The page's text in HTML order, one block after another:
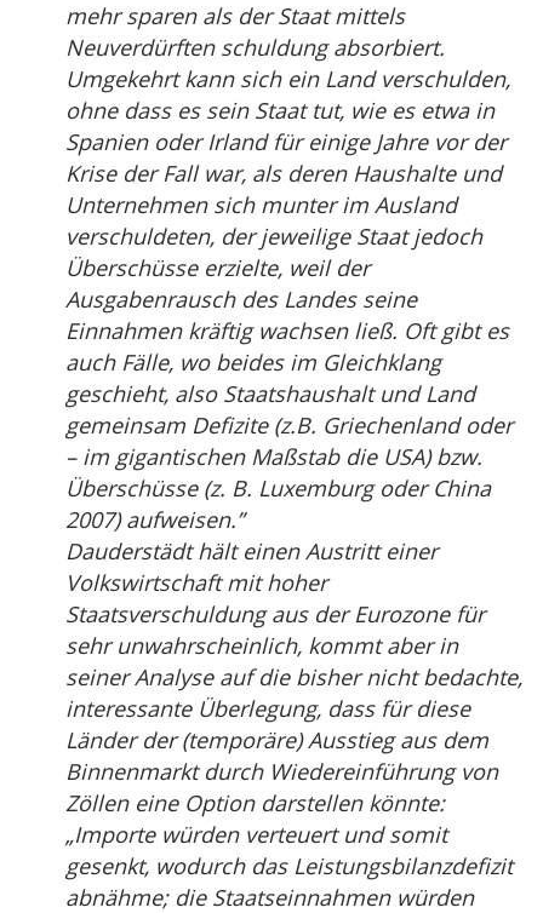
mehr sparen als der Staat mittels
Neuverdürften schuldung absorbiert.
Umgekehrt kann sich ein Land verschulden,
ohne dass es sein Staat tut, wie es etwa in
Spanien oder Irland für einige Jahre vor der
Krise der Fall war, als deren Haushalte und
Unternehmen sich munter im Ausland
verschuldeten, der jeweilige Staat jedoch
Überschüsse erzielte, weil der
Ausgabenrausch des Landes seine
Einnahmen kräftig wachsen ließ. Oft gibt es
auch Fälle, wo beides im Gleichklang
geschieht, also Staatshaushalt und Land
gemeinsam Defizite (z.B. Griechenland oder
– im gigantischen Maßstab die USA) bzw.
Überschüsse (z. B. Luxemburg oder China
2007) aufweisen.”
Dauderstädt hält einen Austritt einer
Volkswirtschaft mit hoher
Staatsverschuldung aus der Eurozone für
sehr unwahrscheinlich, kommt aber in
seiner Analyse auf die bisher nicht bedachte,
interessante Überlegung, dass für diese
Länder der (temporäre) Ausstieg aus dem
Binnenmarkt durch Wiedereinführung von
Zöllen eine Option darstellen könnte:
„Importe würden verteuert und somit
gesenkt, wodurch das Leistungsbilanzdefizit
abnähme; die Staatseinnahmen würden